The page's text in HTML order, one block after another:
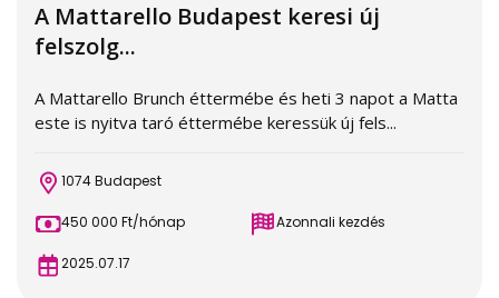
A Mattarello Budapest keresi új
felszolg...
A Mattarello Brunch éttermébe és heti 3 napot a Matta
este is nyitva taró éttermébe keressük új fels...
1074 Budapest
450 000 Ft/hónap Azonnali kezdés
2025.07.17